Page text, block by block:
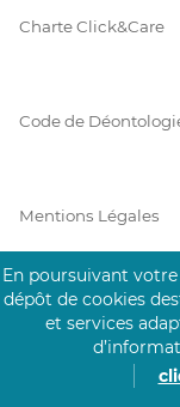
Charte Click&Care
Code de
Mentions Légales
Prérequis
En poursuivant
dépôt de cookies
et services